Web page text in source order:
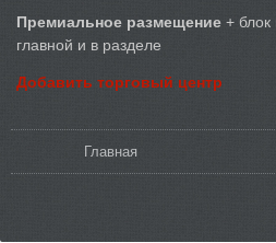
Премиальное размещение + блок
главной и в разделе
Добавить торговый центр
Главная